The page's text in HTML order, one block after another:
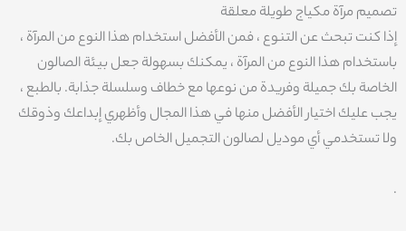
تصميم مرآة مكياج طويلة معلقة
إذا كنت تبحث عن التنوع ، فمن الأفضل استخدام هذا النوع من المرآة ،
باستخدام هذا النوع من المرآة ، يمكنك بسهولة جعل بيئة الصالون
الخاصة بك جميلة وفريدة من نوعها مع خطاف وسلسلة جذابة. بالطبع ،
يجب عليك اختيار الأفضل منها في هذا المجال وأظهري إبداعك وذوقك
ولا تستخدمي أي موديل لصالون التجميل الخاص بك.
.